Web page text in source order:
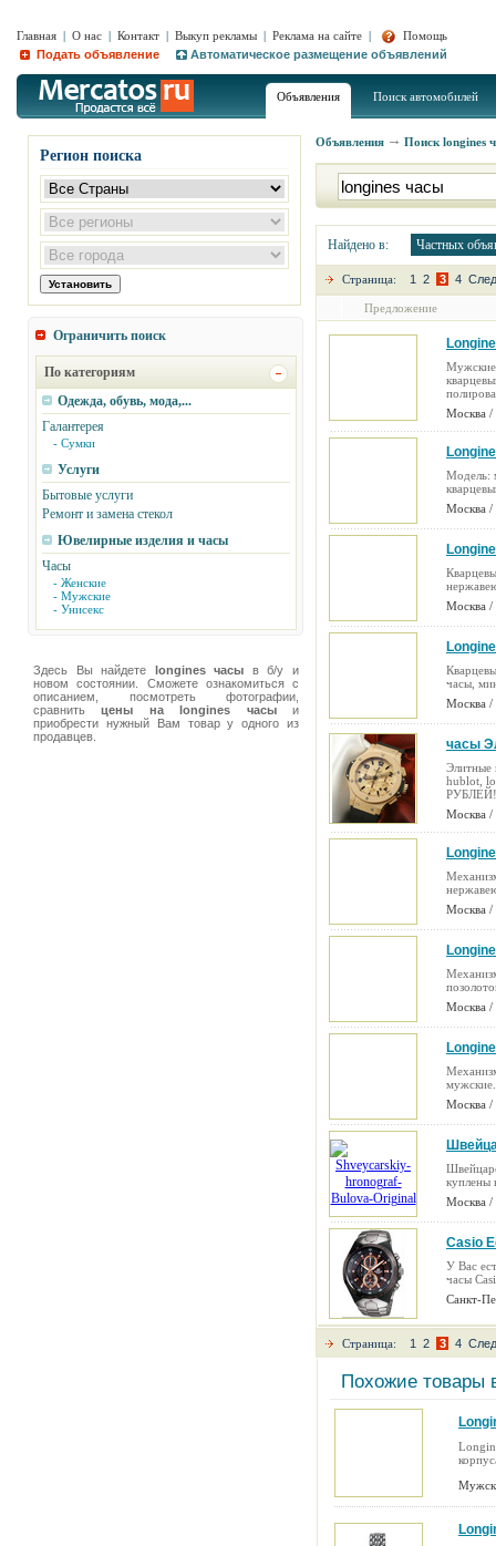
Главная | О нас | Контакт | Выкуп рекламы | Реклама на сайте |
Помощь
Подать объявление
Автоматическое размещение объявлений
Объявления Поиск автомобилей
Регион поиска
Ограничить поиск
По категориям
Одежда, обувь, мода,...
Галантерея
- Сумки
Услуги
Бытовые услуги
Ремонт и замена стекол
Ювелирные изделия и часы
Часы
- Женские
- Мужские
- Унисекс
Здесь Вы найдете longines часы в б/у и
новом состоянии. Сможете ознакомиться с
описанием, посмотреть фотографии,
сравнитьцены на longines часыи
приобрести нужный Вам товар у одного из
продавцев.
Объявления Поиск longines
Найдено в: Частных
Страница: 1 2 3 4
Предложение
Мужские
Москва /
Модель:
Москва /
Москва /
часы,
Москва /
часы
Элитные
hublot,
Москва /
Москва /
Москва /
Москва /
куплены
Москва /
Casio
У Вас
часы
Санкт-
Страница: 1 2 3 4
Похожие товары